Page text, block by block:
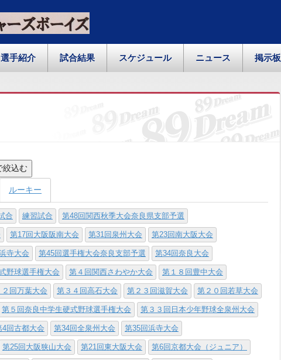
選手紹介 試合結果 スケジュール ニュース 掲示板
絞込む
ルーキー
合 練習試合 第48回関西秋季大会奈良県支部予選
第17回大阪阪南大会 第31回泉州大会 第23回南大阪大会
寺大会 第45回選手権大会奈良支部予選 第34回奈良大会
野球選手権大会 第４回関西さわやか大会 第１８回豊中大会
２回万葉大会 第３４回高石大会 第２３回滋賀大会 第２０回若草大会
第５回奈良中学生硬式野球選手権大会 第３３回日本少年野球全泉州大会
4回古都大会 第34回全泉州大会 第35回浜寺大会
第25回大阪狭山大会 第21回東大阪大会 第6回京都大会（ジュニア）